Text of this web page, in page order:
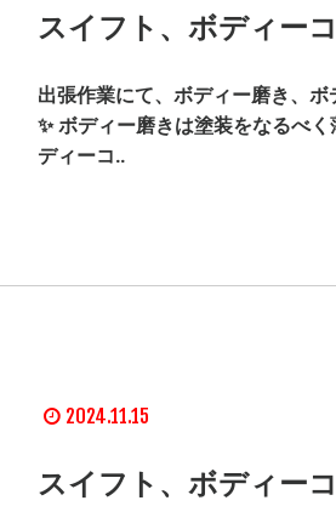
スイフト、ボディー
出張作業にて、ボディー磨き、
✨ ボディー磨きは塗装をなるべ
ディーコ..
2024.11.15
スイフト、ボディー